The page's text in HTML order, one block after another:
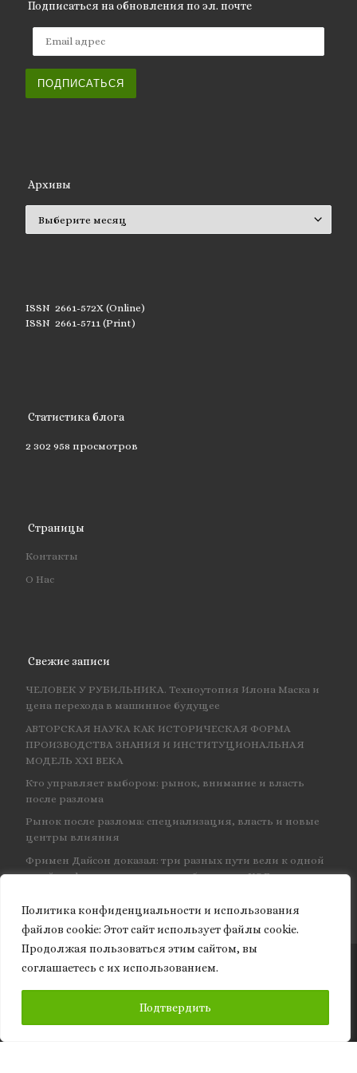
Политика конфиденциальности и использования
файлов сookie: Этот сайт использует файлы cookie.
Продолжая пользоваться этим сайтом, вы
соглашаетесь с их использованием.
Подтвердить
Подписаться на обновления по эл. почте
ПОДПИСАТЬСЯ
Архивы
ISSN 2661-572X (Online)
ISSN 2661-5711 (Print)
Статистика блога
2 302 958 просмотров
Страницы
Контакты
О Нас
Свежие записи
ЧЕЛОВЕК У РУБИЛЬНИКА. Техноутопия Илона Маска и
цена перехода в машинное будущее
АВТОРСКАЯ НАУКА КАК ИСТОРИЧЕСКАЯ ФОРМА
ПРОИЗВОДСТВА ЗНАНИЯ И ИНСТИТУЦИОНАЛЬНАЯ
МОДЕЛЬ XXI ВЕКА
Кто управляет выбором: рынок, внимание и власть
после разлома
Рынок после разлома: специализация, власть и новые
центры влияния
Фримен Дайсон доказал: три разных пути вели к одной
и той же физике — и навсегда объединил КЭД
© 2026Granite of science– Все права защищены